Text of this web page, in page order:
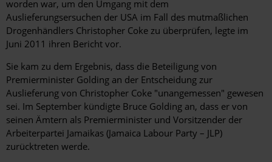
worden war, um den Umgang mit dem
Auslieferungsersuchen der USA im Fall des mutmaßlichen
Drogenhändlers Christopher Coke zu überprüfen, legte im
Juni 2011 ihren Bericht vor.
Sie kam zu dem Ergebnis, dass die Beteiligung von
Premierminister Golding an der Entscheidung zur
Auslieferung von Christopher Coke "unangemessen" gewesen
sei. Im September kündigte Bruce Golding an, dass er von
seinen Ämtern als Premierminister und Vorsitzender der
Arbeiterpartei Jamaikas (Jamaica Labour Party – JLP)
zurücktreten werde.